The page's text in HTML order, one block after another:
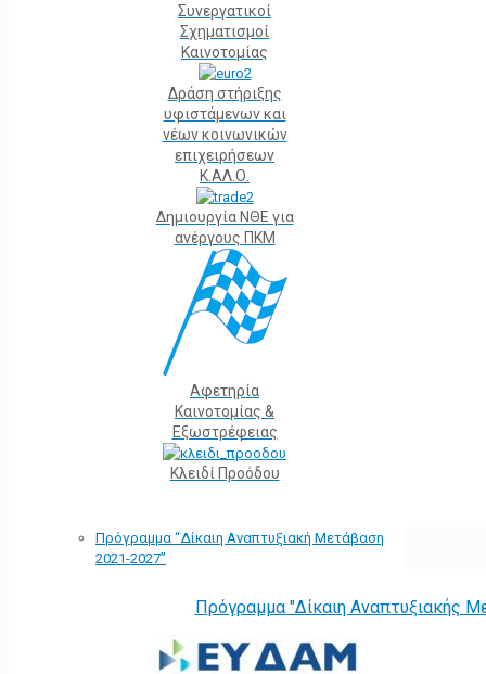
Συνεργατικοί
Σχηματισμοί
Καινοτομίας
Δράση στήριξης
υφιστάμενων και
νέων κοινωνικών
επιχειρήσεων
Κ.ΑΛ.Ο.
Δημιουργία ΝΘΕ για
ανέργους ΠΚΜ
Αφετηρία
Kαινοτομίας &
Εξωστρέφειας
Κλειδί Προόδου
Πρόγραμμα “Δίκαιη Αναπτυξιακή Μετάβαση
2021-2027”
Πρόγραμμα "Δίκαιη Αναπτυξιακής